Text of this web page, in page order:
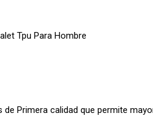
Tpu Para Hombre
de Primera calidad que permite